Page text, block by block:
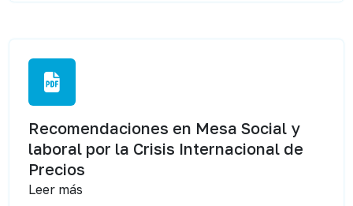
Recomendaciones en Mesa Social y
laboral por la Crisis Internacional de
Precios
Leer más